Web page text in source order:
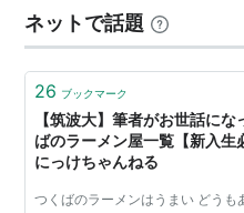
ネットで話題
26 ブックマーク
【筑波大】筆者がお世話にな
ばのラーメン屋一覧【新入生
にっけちゃんねる
つくばのラーメンはうまい どうも